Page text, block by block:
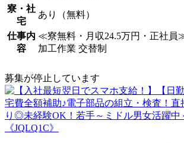
寮・社
宅
あり（無料）
仕事内
容
≪寮無料・月収24.5万円・正社員
加工作業 交替制
募集が停止しています